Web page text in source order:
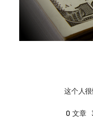
这个人
0 文章